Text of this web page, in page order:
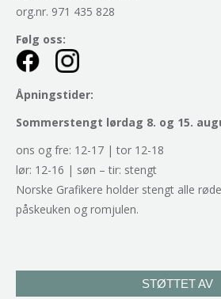
org.nr. 971 435 828
Følg oss:
Åpningstider:
Sommerstengt lørdag 8. og 15.
ons og fre: 12-17 | tor 12-18
lør: 12-16 | søn – tir: stengt
Norske Grafikere holder stengt alle
påskeuken og romjulen.
STØTTET AV